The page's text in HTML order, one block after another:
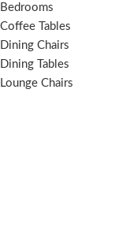
Bedrooms
Coffee Tables
Dining Chairs
Dining Tables
Lounge Chairs